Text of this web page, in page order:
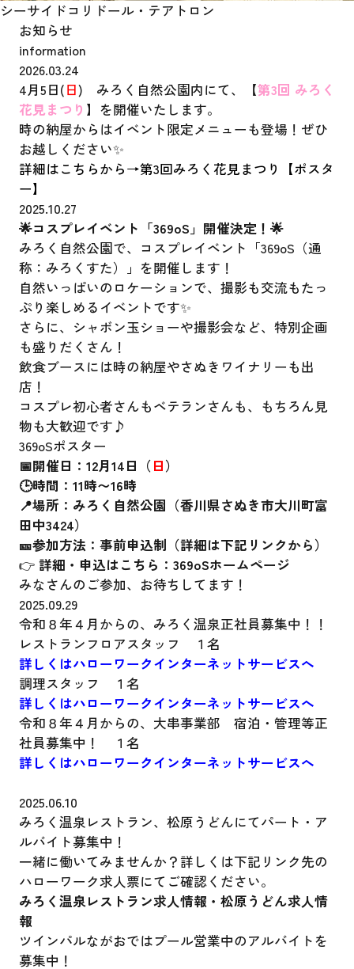
シーサイドコリドール ・テアトロン
お知らせ
information
2026.03.24
4月5日(日) みろく自然公園内にて、【第3回 みろく
花見まつり 】を開催いたします。
時の納屋からはイベント限定メニューも登場！ぜひ
お越しください✨
詳細はこちらから→第3回みろく花見まつり【ポスタ
ー】
2025.10.27
🌟コスプレイベント「369oS」開催決定！🌟
みろく自然公園で、コスプレイベント「369oS（通
称：みろくすた）」を開催します！
自然いっぱいのロケーションで、撮影も交流もたっ
ぷり楽しめるイベントです✨
さらに、シャボン玉ショーや撮影会など、特別企画
も盛りだくさん！
飲食ブースには時の納屋やさぬきワイナリーも出
店！
コスプレ初心者さんもベテランさんも、もちろん見
物も大歓迎です♪
369oSポスター
📅開催日：12月14日（日）
🕒時間：11時〜16時
📍場所：みろく自然公園（香川県さぬき市大川町富
田中3424）
🎫参加方法：事前申込制（詳細は下記リンクから）
👉 詳細・申込はこちら： 369oSホームページ
みなさんのご参加、お待ちしてます！
2025.09.29
令和８年４月からの、みろく温泉正社員募集中！！
レストランフロアスタッフ １名
詳しくはハローワークインターネットサービスへ
調理スタッフ １名
詳しくはハローワークインターネットサービスへ
令和８年４月からの、大串事業部 宿泊・管理等正
社員募集中！ １名
詳しくはハローワークインターネットサービスへ
2025.06.10
みろく温泉レストラン、松原うどんにてパート・ア
ルバイト募集中！
一緒に働いてみませんか？詳しくは下記リンク先の
ハローワーク求人票にてご確認ください。
みろく温泉レストラン求人情報・ 松原うどん求人情
報
ツインパルながおではプール営業中のアルバイトを
募集中！